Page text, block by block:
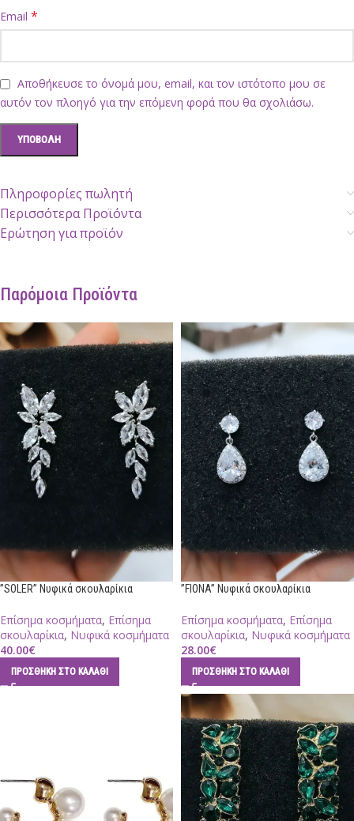
Email *
Αποθήκευσε το όνομά μου, email, και τον ιστότοπο μου σε
αυτόν τον πλοηγό για την επόμενη φορά που θα σχολιάσω.
Πληροφορίες πωλητή
Περισσότερα Προϊόντα
Ερώτηση για προϊόν
Παρόμοια Προϊόντα
”SOLER” Νυφικά σκουλαρίκια
Επίσημα κοσμήματα, Επίσημα
σκουλαρίκια, Νυφικά κοσμήματα
40.00€
ΠΡΟΣΘΉΚΗ ΣΤΟ ΚΑΛΆΘΙ
”FIONA” Νυφικά σκουλαρίκια
Επίσημα κοσμήματα, Επίσημα
σκουλαρίκια, Νυφικά κοσμήματα
28.00€
ΠΡΟΣΘΉΚΗ ΣΤΟ ΚΑΛΆΘΙ